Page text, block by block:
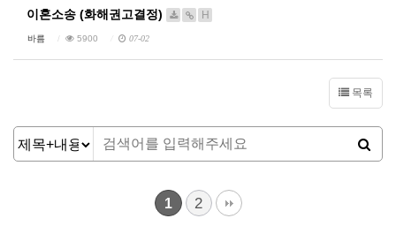
이혼소송 (화해권고결정)
H
바름 5900 07-02
목록
1 2